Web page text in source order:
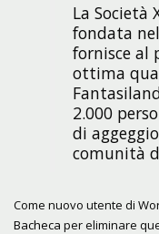
La Società
fondata
fornisce al
ottima
2.000
di
comunità
Come nuovo utente di
Bacheca per eliminare